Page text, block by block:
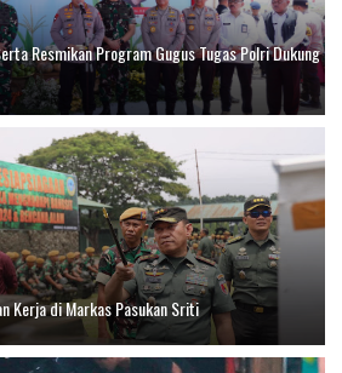
Resmikan Program Gugus Tugas Polri Dukung
Kerja di Markas Pasukan Sriti